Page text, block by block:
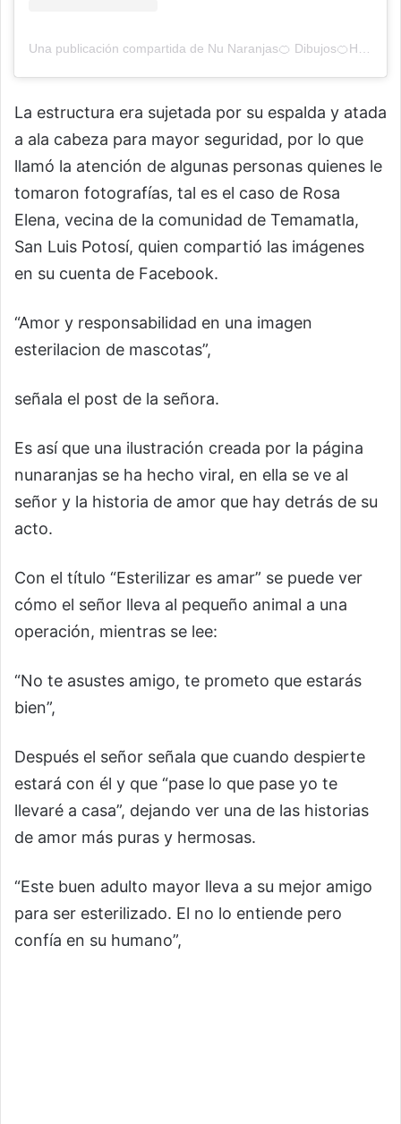
Una publicación compartida de Nu Naranjas🍊 Dibujos🍊Historias (@nunaranjas)
La estructura era sujetada por su espalda y atada
a ala cabeza para mayor seguridad, por lo que
llamó la atención de algunas personas quienes le
tomaron fotografías, tal es el caso de Rosa
Elena, vecina de la comunidad de Temamatla,
San Luis Potosí, quien compartió las imágenes
en su cuenta de Facebook.
“Amor y responsabilidad en una imagen
esterilacion de mascotas”,
señala el post de la señora.
Es así que una ilustración creada por la página
nunaranjas se ha hecho viral, en ella se ve al
señor y la historia de amor que hay detrás de su
acto.
Con el título “Esterilizar es amar” se puede ver
cómo el señor lleva al pequeño animal a una
operación, mientras se lee:
“No te asustes amigo, te prometo que estarás
bien”,
Después el señor señala que cuando despierte
estará con él y que “pase lo que pase yo te
llevaré a casa”, dejando ver una de las historias
de amor más puras y hermosas.
“Este buen adulto mayor lleva a su mejor amigo
para ser esterilizado. El no lo entiende pero
confía en su humano”,